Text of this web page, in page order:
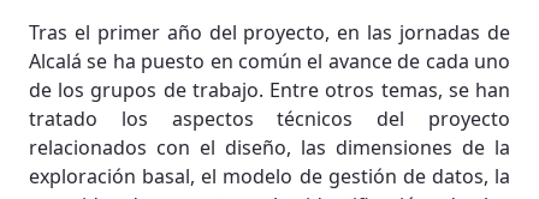
Tras el primer año del proyecto, en las jornadas de
Alcalá se ha puesto en común el avance de cada uno
de los grupos de trabajo. Entre otros temas, se han
tratado los aspectos técnicos del proyecto
relacionados con el diseño, las dimensiones de la
exploración basal, el modelo de gestión de datos, la